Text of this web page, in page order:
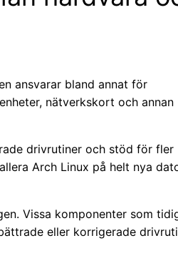
ansvarar bland annat för
nätverkskort och annan
drivrutiner och stöd för fler
Arch Linux på helt nya
Vissa komponenter som
eller korrigerade